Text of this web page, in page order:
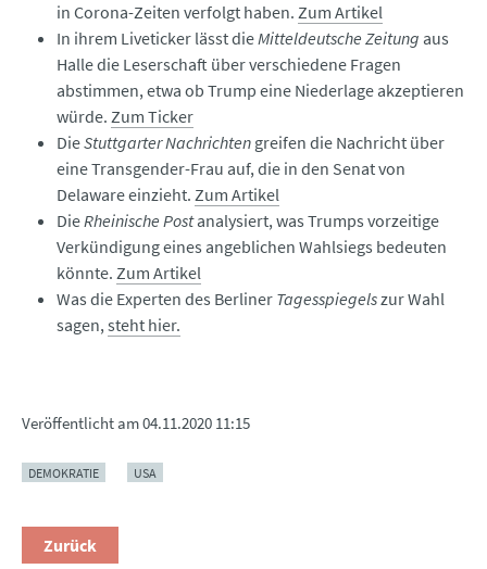
in Corona-Zeiten verfolgt haben. Zum Artikel
In ihrem Liveticker lässt dieMitteldeutsche Zeitung aus
Halle die Leserschaft über verschiedene Fragen
abstimmen, etwa ob Trump eine Niederlage akzeptieren
würde. Zum Ticker
DieStuttgarter Nachrichten greifen die Nachricht über
eine Transgender-Frau auf, die in den Senat von
Delaware einzieht. Zum Artikel
DieRheinische Postanalysiert, was Trumps vorzeitige
Verkündigung eines angeblichen Wahlsiegs bedeuten
könnte. Zum Artikel
Was die Experten des Berliner Tagesspiegelszur Wahl
sagen,steht hier.
Veröffentlicht am04.11.2020 11:15
DEMOKRATIE USA
Zurück